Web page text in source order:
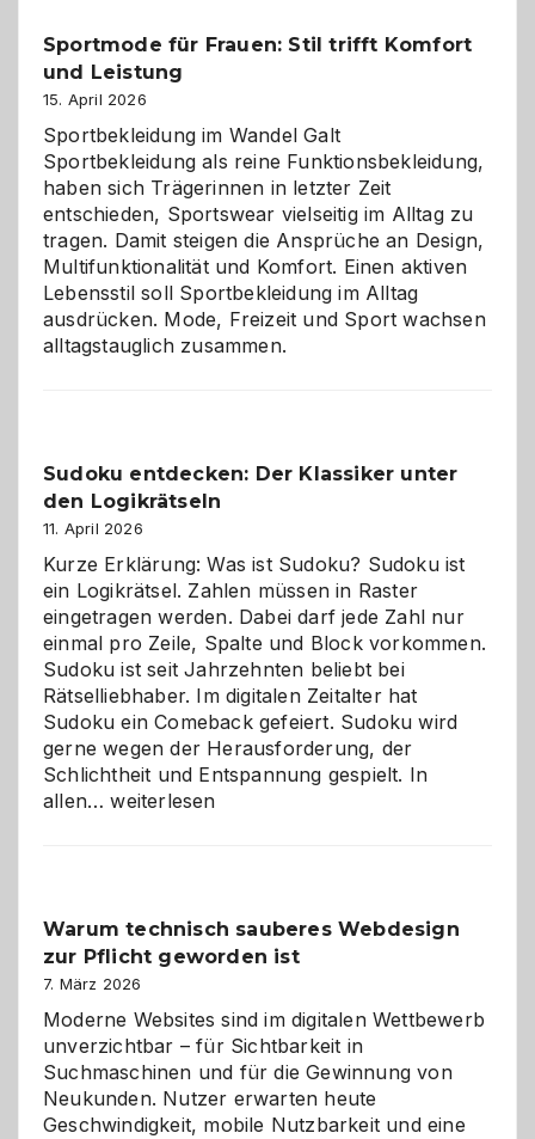
gegen
Chaos
Sportmode für Frauen: Stil trifft Komfort
und Leistung
15. April 2026
Sportbekleidung im Wandel Galt
Sportbekleidung als reine Funktionsbekleidung,
haben sich Trägerinnen in letzter Zeit
entschieden, Sportswear vielseitig im Alltag zu
tragen. Damit steigen die Ansprüche an Design,
Multifunktionalität und Komfort. Einen aktiven
Lebensstil soll Sportbekleidung im Alltag
ausdrücken. Mode, Freizeit und Sport wachsen
alltagstauglich zusammen.
Sudoku entdecken: Der Klassiker unter
den Logikrätseln
11. April 2026
Kurze Erklärung: Was ist Sudoku? Sudoku ist
ein Logikrätsel. Zahlen müssen in Raster
eingetragen werden. Dabei darf jede Zahl nur
einmal pro Zeile, Spalte und Block vorkommen.
Sudoku ist seit Jahrzehnten beliebt bei
Rätselliebhaber. Im digitalen Zeitalter hat
Sudoku ein Comeback gefeiert. Sudoku wird
gerne wegen der Herausforderung, der
Schlichtheit und Entspannung gespielt. In
allen…Sudoku
den
Logikrätseln
weiterlesen
Warum technisch sauberes Webdesign
zur Pflicht geworden ist
7. März 2026
Moderne Websites sind im digitalen Wettbewerb
unverzichtbar – für Sichtbarkeit in
Suchmaschinen und für die Gewinnung von
Neukunden. Nutzer erwarten heute
Geschwindigkeit, mobile Nutzbarkeit und eine